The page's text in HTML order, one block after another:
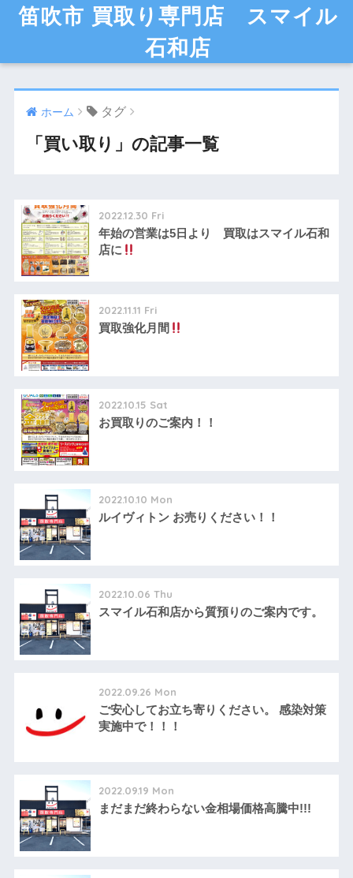
笛吹市 買取り専門店 スマイル
石和店
ホーム タグ
「買い取り」の記事一覧
2022.12.30 Fri
年始の営業は5日より 買取はスマイル石和
店に
2022.11.11 Fri
買取強化月間
2022.10.15 Sat
お買取りのご案内！！
2022.10.10 Mon
ルイヴィトン お売りください！！
2022.10.06 Thu
スマイル石和店から質預りのご案内です。
2022.09.26 Mon
ご安心してお立ち寄りください。 感染対策
実施中で！！！
2022.09.19 Mon
まだまだ終わらない金相場価格高騰中!!!